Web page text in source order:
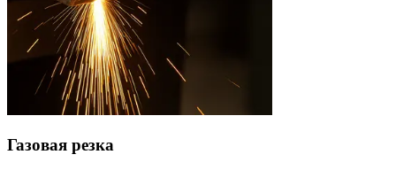
Газовая резка